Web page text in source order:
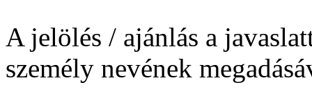
A jelölés / ajánlás a
személy nevének